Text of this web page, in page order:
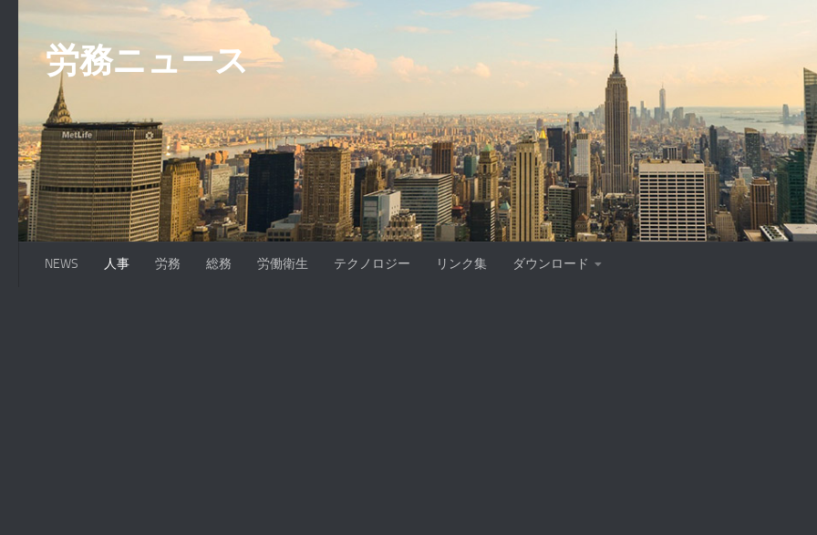
労務ニュース
NEWS 人事 労務 総務 労働衛生 テクノロジー リンク集 ダウンロード